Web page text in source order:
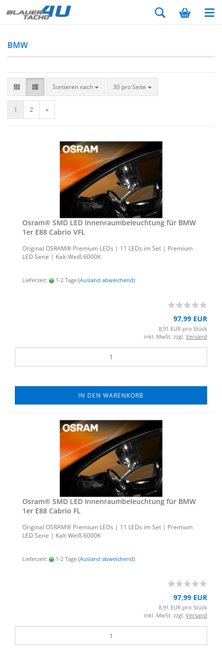
BMW
Sortieren nach 30 pro Seite
1 2 »
Osram® SMD LED In­nen­raum­be­leuch­tung für BMW
1er E88 Ca­brio VFL
Ori­gi­nal OSRAM® Pre­mi­um LEDs | 11 LEDs im Set | Pre­mi­um
LED Serie | Kalt-​Weiß 6000K
Lieferzeit: 1-2 Tage (Ausland abweichend)
97,99 EUR
8,91 EUR pro Stück
inkl. MwSt. zzgl. Versand
IN DEN WARENKORB
Osram® SMD LED In­nen­raum­be­leuch­tung für BMW
1er E88 Ca­brio FL
Ori­gi­nal OSRAM® Pre­mi­um LEDs | 11 LEDs im Set | Pre­mi­um
LED Serie | Kalt-​Weiß 6000K
Lieferzeit: 1-2 Tage (Ausland abweichend)
97,99 EUR
8,91 EUR pro Stück
inkl. MwSt. zzgl. Versand